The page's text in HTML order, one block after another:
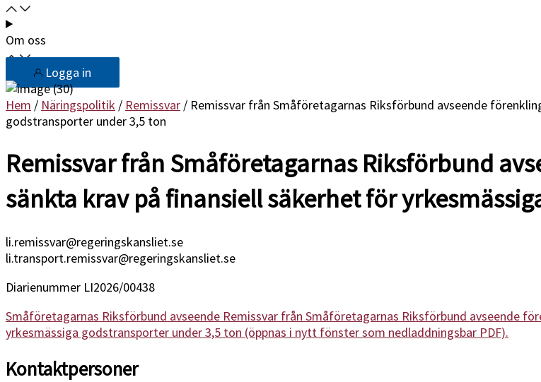
Om oss
Logga in
Hem / Näringspolitik / Remissvar / Remissvar från Småföretagarnas Riksförbund avseende
godstransporter under 3,5 ton
Remissvar från Småföretagarnas Riksförbund
sänkta krav på finansiell säkerhet för
li.remissvar@regeringskansliet.se
li.transport.remissvar@regeringskansliet.se
Diarienummer LI2026/00438
Småföretagarnas Riksförbund avseende Remissvar från Småföretagarnas Riksförbund avseende
yrkesmässiga godstransporter under 3,5 ton (öppnas i nytt fönster som nedladdningsbar PDF).
Kontaktpersoner